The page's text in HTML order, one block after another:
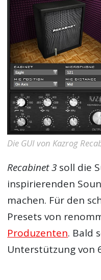
Die GUI von Kazrog
Recabinet 3 soll die
inspirierenden
machen. Für den
Presets von
Produzenten. Bald
Unterstützung von